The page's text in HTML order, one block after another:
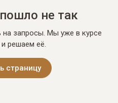
не так
на запросы. Мы уже в курсе
решаем её.
страницу